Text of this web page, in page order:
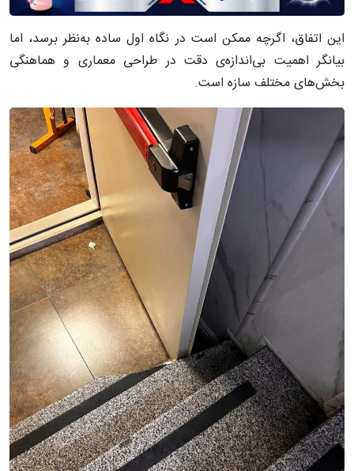
این اتفاق، اگرچه ممکن است در نگاه اول ساده به‌نظر برسد، اما
بیانگر اهمیت بی‌اندازه‌ی دقت در طراحی معماری و هماهنگی
بخش‌های مختلف سازه است.